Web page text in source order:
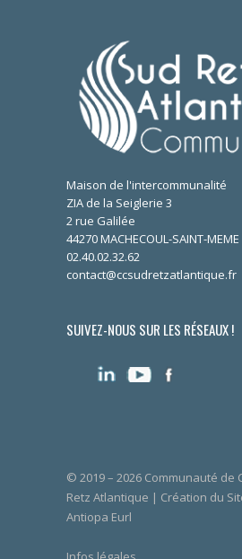
Maison de l'intercommunalité
ZIA de la Seiglerie 3
2 rue Galilée
44270 MACHECOUL-SAINT-MEME
02.40.02.32.62
contact@ccsudretzatlantique.fr
SUIVEZ-NOUS SUR LES RÉSEAUX !
© 2019 – 2026 Communauté de
Retz Atlantique | Création du
Antiopa Eurl